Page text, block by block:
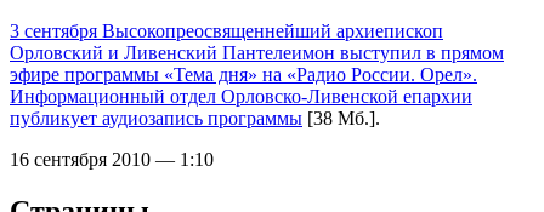
3 сентября Высокопреосвященнейший архиепископ
Орловский и Ливенский Пантелеимон выступил в прямом
эфире программы «Тема дня» на «Радио России. Орел».
Информационный отдел Орловско-Ливенской епархии
публикует аудиозапись программы [38 Мб.].
16 сентября 2010 — 1:10